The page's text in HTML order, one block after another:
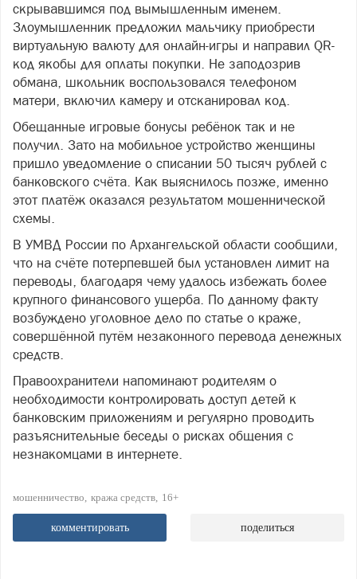
скрывавшимся под вымышленным именем.
Злоумышленник предложил мальчику приобрести
виртуальную валюту для онлайн-игры и направил QR-
код якобы для оплаты покупки. Не заподозрив
обмана, школьник воспользовался телефоном
матери, включил камеру и отсканировал код.
Обещанные игровые бонусы ребёнок так и не
получил. Зато на мобильное устройство женщины
пришло уведомление о списании 50 тысяч рублей с
банковского счёта. Как выяснилось позже, именно
этот платёж оказался результатом мошеннической
схемы.
В УМВД России по Архангельской области сообщили,
что на счёте потерпевшей был установлен лимит на
переводы, благодаря чему удалось избежать более
крупного финансового ущерба. По данному факту
возбуждено уголовное дело по статье о краже,
совершённой путём незаконного перевода денежных
средств.
Правоохранители напоминают родителям о
необходимости контролировать доступ детей к
банковским приложениям и регулярно проводить
разъяснительные беседы о рисках общения с
незнакомцами в интернете.
мошенничество кража средств 16+
комментировать поделиться